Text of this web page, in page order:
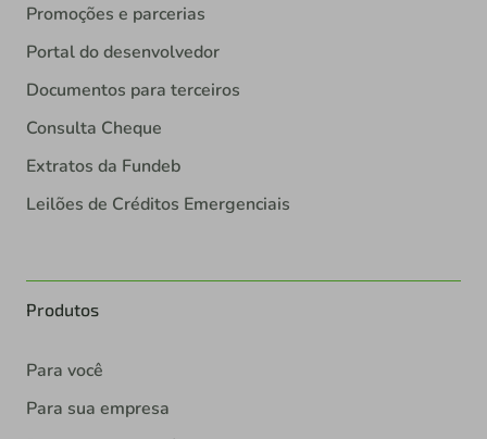
Promoções e parcerias
Portal do desenvolvedor
Documentos para terceiros
Consulta Cheque
Extratos da Fundeb
Leilões de Créditos Emergenciais
Produtos
Para você
Para sua empresa